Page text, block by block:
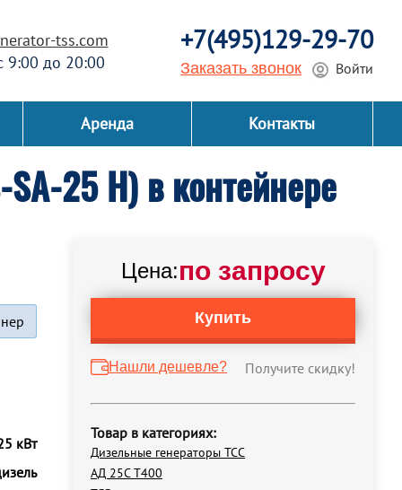
tss.com
9:00 до 20:00
+7(495)129-29-70
Заказать звонок Войти
Аренда Контакты
25 H) в контейнере
Цена:по запросу
Купить
Нашли дешевле? Получите скидку!
Товар в категориях:
Дизельные генераторы ТСС
АД 25С Т400
кВт